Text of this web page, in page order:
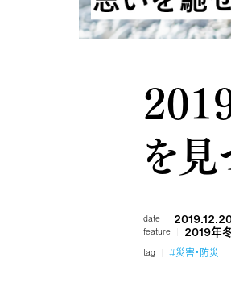
を
date
feature 2019年
tag #災害・防災